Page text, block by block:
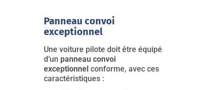
Panneau convoi
exceptionnel
Une voiture pilote doit être équipé
d’un panneau convoi
exceptionnel conforme, avec ces
caractéristiques :